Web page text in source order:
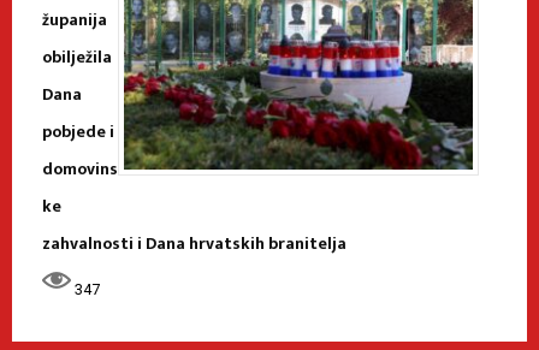
županija
obilježila
Dana
pobjede i
domovins
ke
zahvalnosti i Dana hrvatskih branitelja
347